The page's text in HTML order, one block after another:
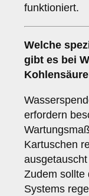
funktioniert.
Welche
gibt es bei
erfordern
Kartuschen
Zudem sollte
Systems